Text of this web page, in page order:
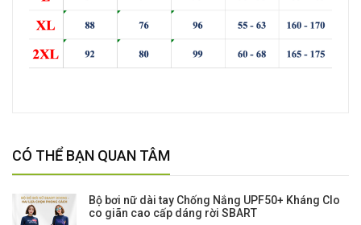
CÓ THỂ BẠN QUAN TÂM
Bộ bơi nữ dài tay Chống Nắng UPF50+ Kháng Clo
co giãn cao cấp dáng rời SBART